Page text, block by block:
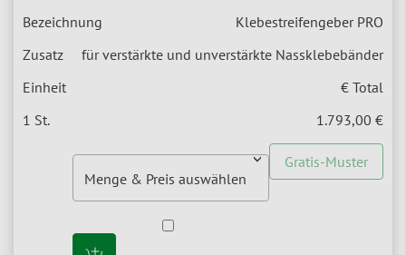
Klebestreifengeber PRO
für verstärkte und unverstärkte Nassklebebänder
€ Total
1.793,00 €
Gratis-Muster